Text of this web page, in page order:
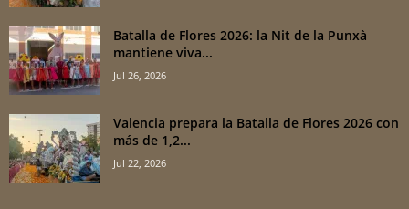
Batalla de Flores 2026: la Nit de la Punxà
mantiene viva...
Jul 26, 2026
Valencia prepara la Batalla de Flores 2026 con
más de 1,2...
Jul 22, 2026